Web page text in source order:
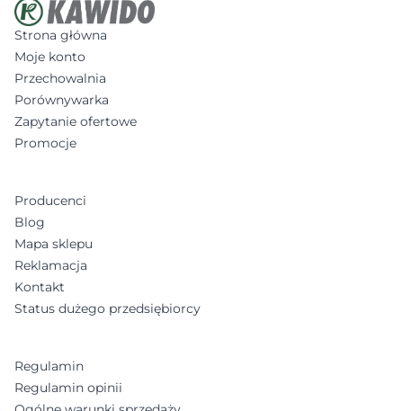
Strona główna
Moje konto
Przechowalnia
Porównywarka
Zapytanie ofertowe
Promocje
Producenci
Blog
Mapa sklepu
Reklamacja
Kontakt
Status dużego przedsiębiorcy
Regulamin
Regulamin opinii